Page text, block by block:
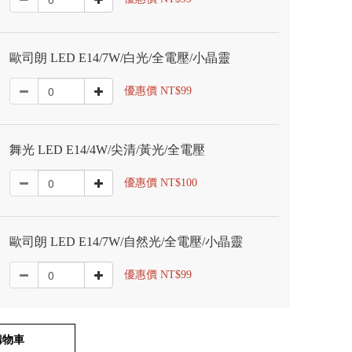
歐司朗 LED E14/7W/白光/全電壓/小晶靈
優惠價 NT$99
舞光 LED E14/4W/尖清/黃光/全電壓
優惠價 NT$100
歐司朗 LED E14/7W/自然光/全電壓/小晶靈
優惠價 NT$99
車